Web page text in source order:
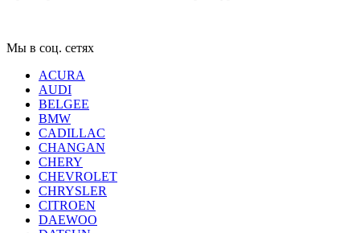
Мы в соц. сетях
ACURA
AUDI
BELGEE
BMW
CADILLAC
CHANGAN
CHERY
CHEVROLET
CHRYSLER
CITROEN
DAEWOO